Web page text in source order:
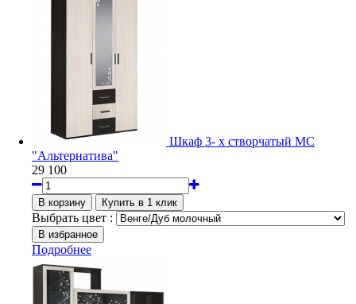
Шкаф 3- х створчатый МС
"Альтернатива"
29 100
Выбрать цвет :
Подробнее